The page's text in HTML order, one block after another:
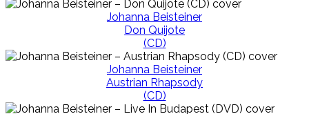
Johanna Beisteiner
Don Quijote
(CD)
Johanna Beisteiner
Austrian Rhapsody
(CD)